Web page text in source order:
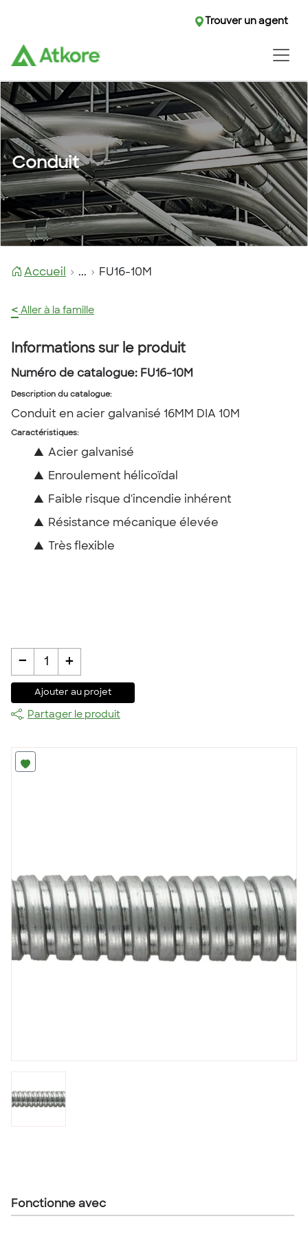
Trouver un agent
Conduit
Accueil ... FU16-10M
< Aller à la famille
Informations sur le produit
Numéro de catalogue: FU16-10M
Description du catalogue:
Conduit en acier galvanisé 16MM DIA 10M
Caractéristiques:
▲ Acier galvanisé
▲ Enroulement hélicoïdal
▲ Faible risque d'incendie inhérent
▲ Résistance mécanique élevée
▲ Très flexible
- 1 +
Ajouter au projet
Partager le produit
Fonctionne avec